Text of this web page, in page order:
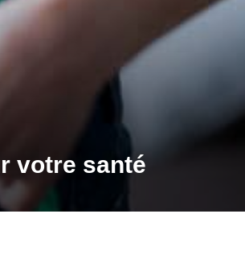
votre santé